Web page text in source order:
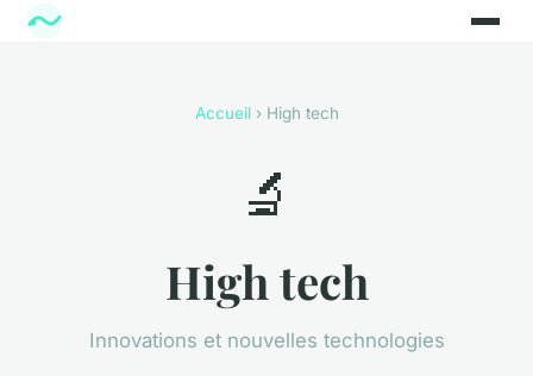
Accueil› High tech
🔬
High tech
Innovations et nouvelles technologies